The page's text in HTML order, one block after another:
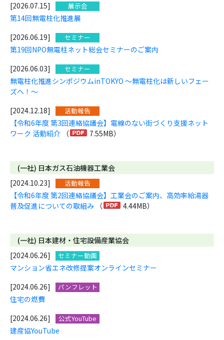
[2026.07.15]
展示会
第14回無電柱化推進展
[2026.06.19]
セミナー
第19回NPO無電柱ネット総会セミナーのご案内
[2026.06.03]
セミナー
無電柱化推進シンポジウムinTOKYO ～無電柱化は新しいフェー
ズへ！～
[2024.12.18]
活動報告
【令和6年度 第3回連絡協議会】電線のない街づくり支援ネット
ワーク 活動紹介 （ 7.55MB）
(一社) 日本ガス石油機器工業会
[2024.10.23]
活動報告
【令和6年度 第2回連絡協議会】工業会のご案内、高効率給湯器
普及促進についての取組み （ 4.44MB）
(一社) 日本建材・住宅設備産業協会
[2024.06.26]
セミナー動画
マンション省エネ改修提案オンラインセミナー
[2024.06.26]
パンフレット
住宅の燃費
[2024.06.26]
公式YouTube
建産協YouTube